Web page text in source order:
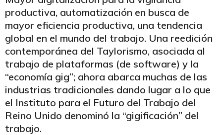
productiva, automatización en busca de
mayor eficiencia productiva, una tendencia
global en el mundo del trabajo. Una reedición
contemporánea del Taylorismo, asociada al
trabajo de plataformas (de software) y la
“economía gig”; ahora abarca muchas de las
industrias tradicionales dando lugar a lo que
el Instituto para el Futuro del Trabajo del
Reino Unido denominó la “gigificación” del
trabajo.